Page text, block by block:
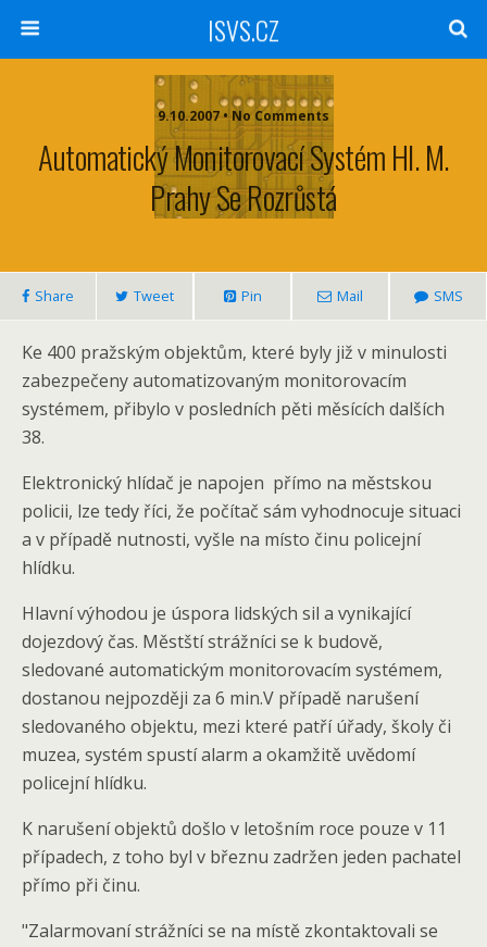
ISVS.CZ
9.10.2007 • No Comments
Automatický Monitorovací Systém Hl. M.
Prahy Se Rozrůstá
Share Tweet Pin Mail SMS
Ke 400 pražským objektům, které byly již v minulosti
zabezpečeny automatizovaným monitorovacím
systémem, přibylo v posledních pěti měsících dalších
38.
Elektronický hlídač je napojen přímo na městskou
policii, lze tedy říci, že počítač sám vyhodnocuje situaci
a v případě nutnosti, vyšle na místo činu policejní
hlídku.
Hlavní výhodou je úspora lidských sil a vynikající
dojezdový čas. Městští strážníci se k budově,
sledované automatickým monitorovacím systémem,
dostanou nejpozději za 6 min.V případě narušení
sledovaného objektu, mezi které patří úřady, školy či
muzea, systém spustí alarm a okamžitě uvědomí
policejní hlídku.
K narušení objektů došlo v letošním roce pouze v 11
případech, z toho byl v březnu zadržen jeden pachatel
přímo při činu.
"Zalarmovaní strážníci se na místě zkontaktovali se